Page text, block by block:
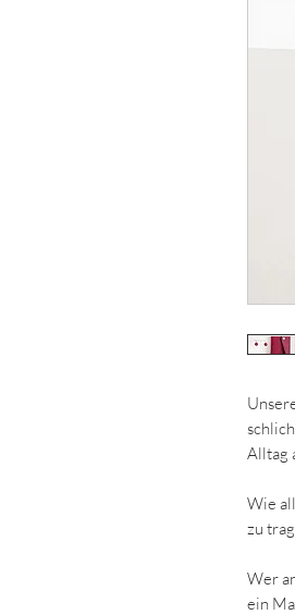
Alltag
Wie
zu
Wer
ein